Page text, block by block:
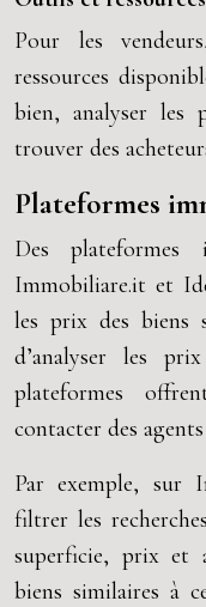
Pour les
ressources
bien, analyser les
trouver des
Plateformes
Des plateformes
Immobiliare.it et
les prix des biens
d’analyser les
plateformes
contacter des
Par exemple, sur
filtrer les
superficie, prix et
biens similaires à